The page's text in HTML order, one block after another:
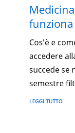
funziona
Cos'è e
accedere
succede se
semestre
LEGGI TUTTO